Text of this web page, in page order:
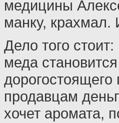
медицины
манку, крахмал.
Дело того
меда
дорогостоящего
продавцам
хочет аромата,